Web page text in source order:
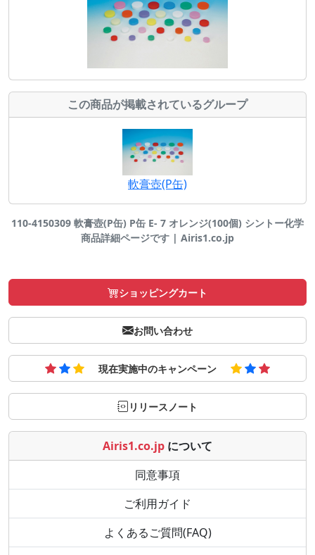
この商品が掲載されているグループ
軟膏壺(P缶)
110-4150309 軟膏壺(P缶) P缶 E- 7 オレンジ(100個) シントー化学
商品詳細ページです | Airis1.co.jp
ショッピングカート
お問い合わせ
現在実施中のキャンペーン
リリースノート
Airis1.co.jp について
同意事項
ご利用ガイド
よくあるご質問(FAQ)